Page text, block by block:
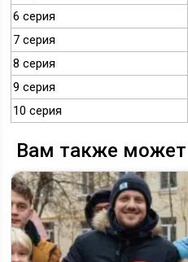
6 серия
7 серия
8 серия
9 серия
10 серия
Вам также может